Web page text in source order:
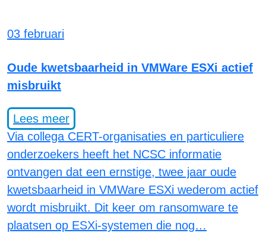
03 februari
Oude kwetsbaarheid in VMWare ESXi actief
misbruikt
Lees meer
Via collega CERT-organisaties en particuliere
onderzoekers heeft het NCSC informatie
ontvangen dat een ernstige, twee jaar oude
kwetsbaarheid in VMWare ESXi wederom actief
wordt misbruikt. Dit keer om ransomware te
plaatsen op ESXi-systemen die nog…